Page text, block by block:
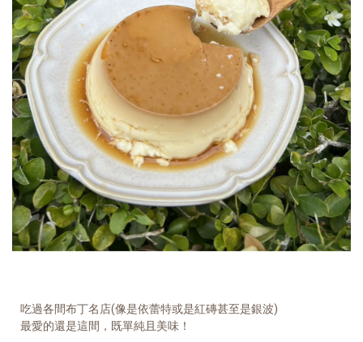
吃過各間布丁名店(像是依蕾特或是紅磚甚至是銀波)
最愛的還是這間，既單純且美味！